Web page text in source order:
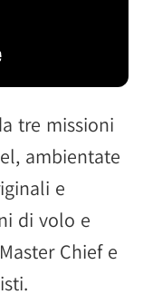
tre missioni
ambientate
e
di volo e
Chief e